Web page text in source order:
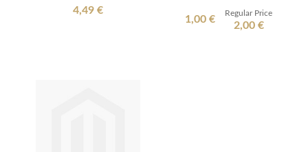
4,49 €
Special
1,00 €
Regular Price
2,00 €